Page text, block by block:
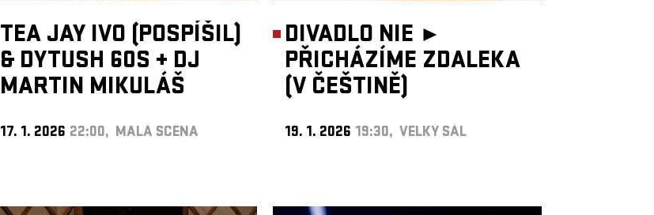
TEA JAY IVO (POSPÍŠIL)
& DYTUSH 60S + DJ
MARTIN MIKULÁŠ
17. 1. 2026 22:00, MALÁ SCÉNA
DIVADLO NIE ►
PŘICHÁZÍME ZDALEKA
(V ČEŠTINĚ)
19. 1. 2026 19:30, VELKÝ SÁL